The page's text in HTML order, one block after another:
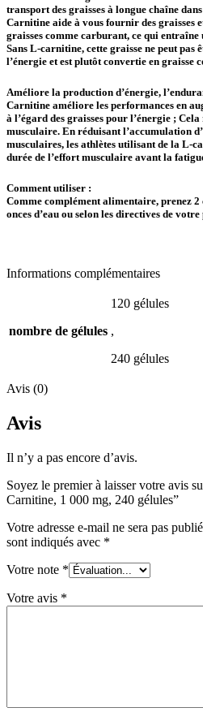
transport des graisses à longue chaîne
Carnitine aide à vous fournir des graisses
graisses comme carburant, ce qui entraîne
Sans L-carnitine, cette graisse ne peut
l’énergie et est plutôt convertie en graisse
Améliore la production d’énergie,
Carnitine améliore les performances en
à l’égard des graisses pour l’énergie ;
musculaire. En réduisant l’accumulation
musculaires, les athlètes utilisant de la L-
durée de l’effort musculaire avant la
Comment utiliser :
Comme complément alimentaire, prenez 2
onces d’eau ou selon les directives de
Informations complémentaires
nombre de gélules
120 gélules
,
240 gélules
Avis (0)
Avis
Il n’y a pas encore d’avis.
Soyez le premier à laisser votre avis
Carnitine, 1 000 mg, 240 gélules”
Votre adresse e-mail ne sera pas
sont indiqués avec *
Votre note *
Votre avis *